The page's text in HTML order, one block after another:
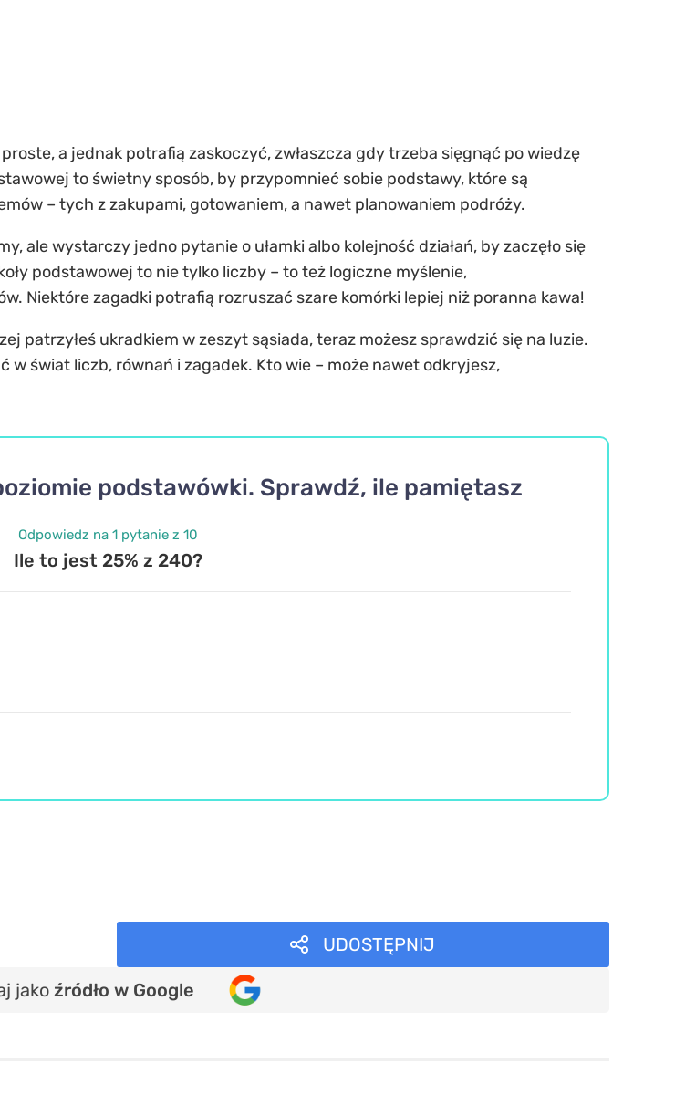
a jednak potrafią zaskoczyć, zwłaszcza gdy trzeba sięgnąć po wiedzę
to świetny sposób, by przypomnieć sobie podstawy, które są
– tych z zakupami, gotowaniem, a nawet planowaniem podróży.
ale wystarczy jedno pytanie o ułamki albo kolejność działań, by zaczęło się
podstawowej to nie tylko liczby – to też logiczne myślenie,
Niektóre zagadki potrafią rozruszać szare komórki lepiej niż poranna kawa!
patrzyłeś ukradkiem w zeszyt sąsiada, teraz możesz sprawdzić się na luzie.
w świat liczb, równań i zagadek. Kto wie – może nawet odkryjesz,
podstawówki. Sprawdź, ile pamiętasz
Odpowiedz na 1 pytanie z 10
Ile to jest 25% z 240?
UDOSTĘPNIJ
jako źródło w Google